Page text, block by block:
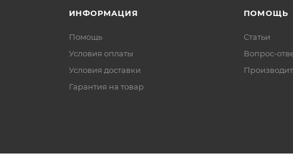
ИНФОРМАЦИЯ
Помощь
Условия оплаты
Условия доставки
Гарантия на товар
ПОМОЩЬ
Статьи
Вопрос-